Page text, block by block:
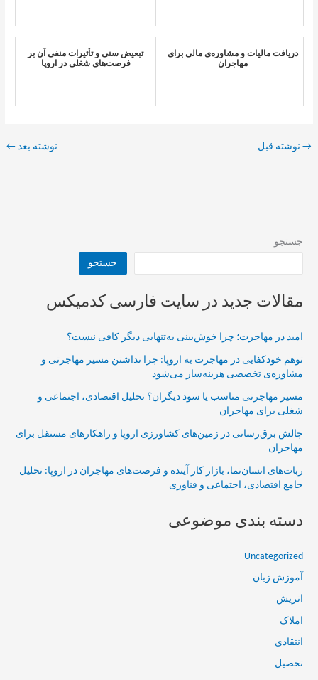
دریافت مالیات و مشاوره‌ی مالی برای
مهاجران
تبعیض سنی و تأثیرات منفی آن بر
فرصت‌های شغلی در اروپا
→ نوشته قبل نوشته بعد ←
جستجو
جستجو
مقالات جدید در سایت فارسی کدمیکس
امید در مهاجرت؛ چرا خوش‌بینی به‌تنهایی دیگر کافی نیست؟
توهم خودکفایی در مهاجرت به اروپا: چرا نداشتن مسیر مهاجرتی و
مشاوره‌ی تخصصی هزینه‌ساز می‌شود
مسیر مهاجرتی مناسب یا سود دیگران؟ تحلیل اقتصادی، اجتماعی و
شغلی برای مهاجران
چالش برق‌رسانی در زمین‌های کشاورزی اروپا و راهکارهای مستقل برای
مهاجران
ربات‌های انسان‌نما، بازار کار آینده و فرصت‌های مهاجران در اروپا: تحلیل
جامع اقتصادی، اجتماعی و فناوری
دسته بندی موضوعی
Uncategorized
آموزش زبان
اتریش
املاک
انتقادی
تحصیل